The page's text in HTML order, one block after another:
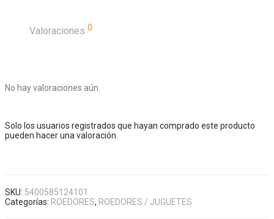
Valoraciones 0
No hay valoraciones aún.
Solo los usuarios registrados que hayan comprado este producto
pueden hacer una valoración.
SKU: 5400585124101
Categorías: ROEDORES, ROEDORES / JUGUETES